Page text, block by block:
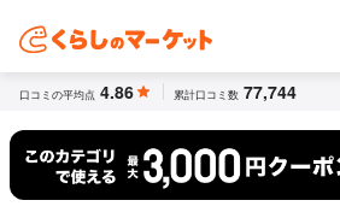
口コミの平均点 4.86 累計口コミ数 77,744